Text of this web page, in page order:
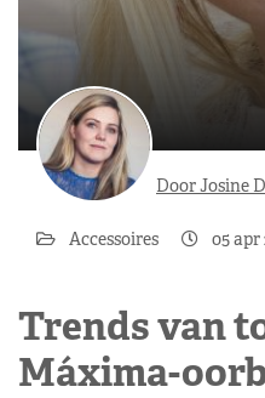
Door Josine
Accessoires 05 apr
Trends van
Máxima-